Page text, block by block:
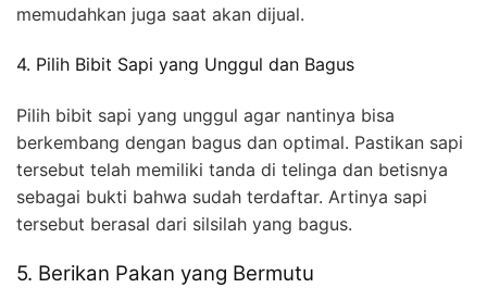
memudahkan juga saat akan dijual.
4. Pilih Bibit Sapi yang Unggul dan Bagus
Pilih bibit sapi yang unggul agar nantinya bisa
berkembang dengan bagus dan optimal. Pastikan sapi
tersebut telah memiliki tanda di telinga dan betisnya
sebagai bukti bahwa sudah terdaftar. Artinya sapi
tersebut berasal dari silsilah yang bagus.
5. Berikan Pakan yang Bermutu